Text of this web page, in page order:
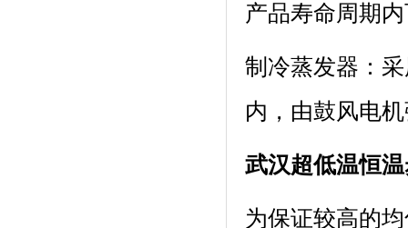
产品寿命周期
制冷蒸发器：
内，由鼓风电机
武汉超低温恒
为保证较高的均